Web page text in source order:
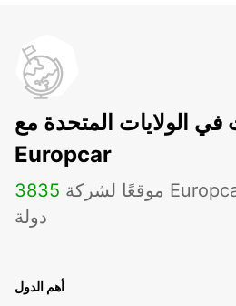
في الولايات المتحدة مع
Europcar
3835
دولة
أهم الدول